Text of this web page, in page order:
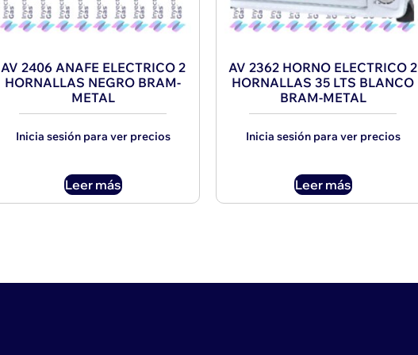
AV 2406 ANAFE ELECTRICO 2
HORNALLAS NEGRO BRAM-
METAL
Inicia sesión para ver precios
Leer más
AV 2362 HORNO ELECTRICO 2
HORNALLAS 35 LTS BLANCO
BRAM-METAL
Inicia sesión para ver precios
Leer más